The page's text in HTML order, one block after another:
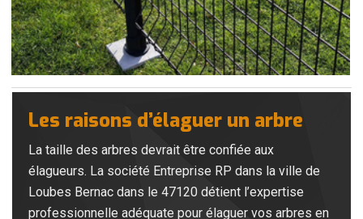
Les raisons d’élaguer un arbre
La taille des arbres devrait être confiée aux
élagueurs. La société Entreprise RP dans la ville de
Loubes Bernac dans le 47120 détient l’expertise
professionnelle adéquate pour élaguer vos arbres en